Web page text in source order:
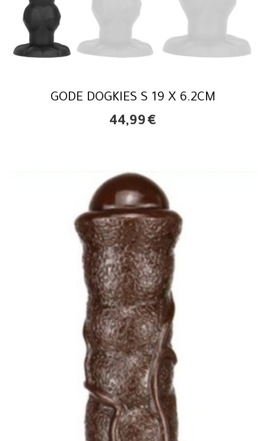
GODE DOGKIES S 19 X 6.2CM
44,99 €